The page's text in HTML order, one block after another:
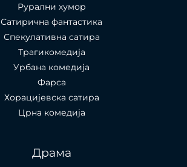
Рурални хумор
Сатирична фантастика
Спекулативна сатира
Трагикомедија
Урбана комедија
Фарса
Хорацијевска сатира
Црна комедија
Драма